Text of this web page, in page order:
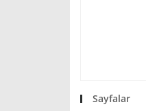
Sayfalar